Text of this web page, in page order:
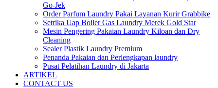
Go-Jek
Order Parfum Laundry Pakai Layanan Kurir Grabbike
Setrika Uap Boiler Gas Laundry Merek Gold Star
Mesin Pengering Pakaian Laundry Kiloan dan Dry
Cleaning
Sealer Plastik Laundry Premium
Penanda Pakaian dan Perlengkapan laundry
Pusat Pelatihan Laundry di Jakarta
ARTIKEL
CONTACT US